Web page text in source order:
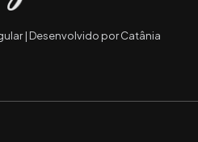
| Desenvolvido por Catânia